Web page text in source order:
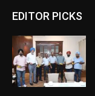
EDITOR PICKS